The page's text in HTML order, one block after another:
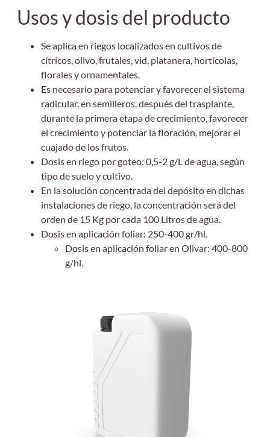
Usos y dosis del producto
Se aplica en riegos localizados en cultivos de
cítricos, olivo, frutales, vid, platanera, hortícolas,
florales y ornamentales.
Es necesario para potenciar y favorecer el sistema
radicular, en semilleros, después del trasplante,
durante la primera etapa de crecimiento, favorecer
el crecimiento y potenciar la floración, mejorar el
cuajado de los frutos.
Dosis en riego por goteo: 0,5-2 g/L de agua, según
tipo de suelo y cultivo.
En la solución concentrada del depósito en dichas
instalaciones de riego, la concentración será del
orden de 15 Kg por cada 100 Litros de agua.
Dosis en aplicación foliar: 250-400 gr/hl.
Dosis en aplicación foliar en Olivar: 400-800
g/hl.